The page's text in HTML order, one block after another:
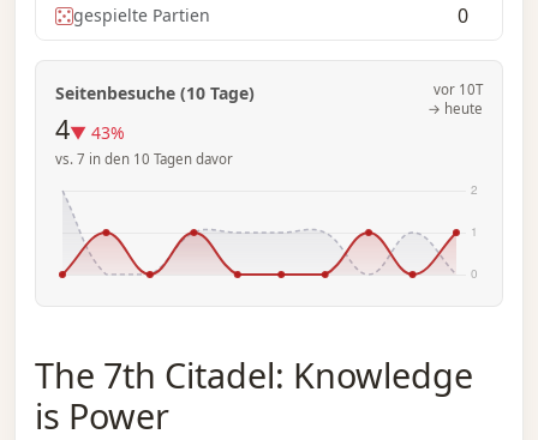
gespielte Partien 0
Seitenbesuche (10 Tage)
4▼ 43%
vs. 7 in den 10 Tagen davor
vor 10T
→ heute
The 7th Citadel: Knowledge
is Power